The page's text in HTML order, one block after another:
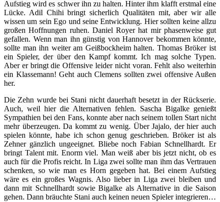
Aufstieg wird es schwer ihn zu halten. Hinter ihm klafft erstmal eine
Lücke. Adil Chihi bringt sicherlich Qualitäten mit, aber wir alle
wissen um sein Ego und seine Entwicklung. Hier sollten keine allzu
großen Hoffnungen ruhen. Daniel Royer hat mir phasenweise gut
gefallen. Wenn man ihn günstig von Hannover bekommen könnte,
sollte man ihn weiter am Geißbockheim halten. Thomas Bröker ist
ein Spieler, der über den Kampf kommt. Ich mag solche Typen.
Aber er bringt die Offensive leider nicht voran. Fehlt also weiterhin
ein Klassemann! Geht auch Clemens sollten zwei offensive Außen
her.
Die Zehn wurde bei Stani nicht dauerhaft besetzt in der Rückserie.
Auch, weil hier die Alternativen fehlen. Sascha Bigalke genießt
Sympathien bei den Fans, konnte aber nach seinem tollen Start nicht
mehr überzeugen. Da kommt zu wenig. Über Jajalo, der hier auch
spielen könnte, habe ich schon genug geschrieben. Bröker ist als
Zehner gänzlich ungeeignet. Bliebe noch Fabian Schnellhardt. Er
bringt Talent mit. Enorm viel. Man weiß aber bis jetzt nicht, ob es
auch für die Profis reicht. In Liga zwei sollte man ihm das Vertrauen
schenken, so wie man es Horn gegeben hat. Bei einem Aufstieg
wäre es ein großes Wagnis. Also lieber in Liga zwei bleiben und
dann mit Schnellhardt sowie Bigalke als Alternative in die Saison
gehen. Dann bräuchte Stani auch keinen neuen Spieler integrieren…